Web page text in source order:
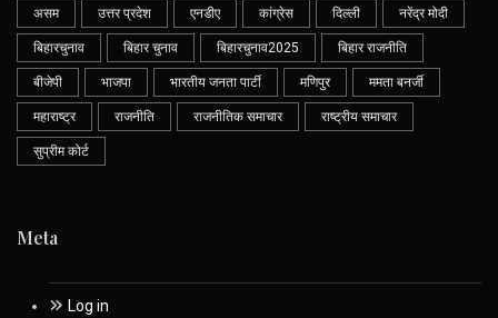
असम उत्तर प्रदेश एनडीए कांग्रेस दिल्ली नरेंद्र मोदी
बिहारचुनाव बिहार चुनाव बिहारचुनाव2025 बिहार राजनीति
बीजेपी भाजपा भारतीय जनता पार्टी मणिपुर ममता बनर्जी
महाराष्ट्र राजनीति राजनीतिक समाचार राष्ट्रीय समाचार
सुप्रीम कोर्ट
Meta
Log in